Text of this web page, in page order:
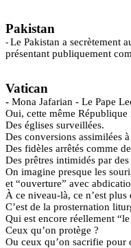
Pakistan
- Le Pakistan a secrètement
présentant publiquement
Vatican
- Mona Jafarian - Le Pape
Oui, cette même
Des églises surveillées.
Des conversions assimilées
Des fidèles arrêtés comme
Des prêtres intimidés par
On imagine presque les
et “ouverture” avec
À ce niveau-là, ce n’est
C’est de la prosternation
Qui est encore réellement
Ceux qu’on protège ?
Ou ceux qu’on sacrifie pour